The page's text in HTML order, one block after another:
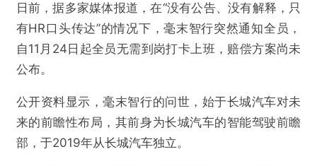
日前，据多家媒体报道，在“没有公告、没有解释，只
有HR口头传达”的情况下，毫末智行突然通知全员，
自11月24日起全员无需到岗打卡上班，赔偿方案尚未
公布。
公开资料显示，毫末智行的问世，始于长城汽车对未
来的前瞻性布局，其前身为长城汽车的智能驾驶前瞻
部，于2019年从长城汽车独立。